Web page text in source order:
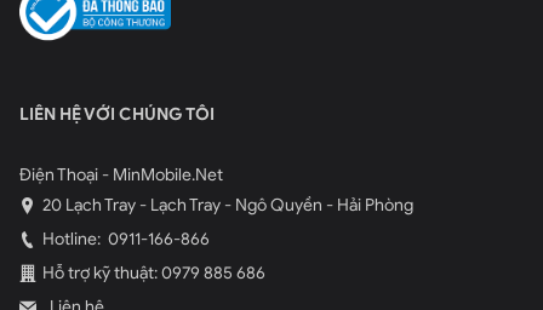
LIÊN HỆ VỚI CHÚNG TÔI
Điện Thoại - MinMobile.Net
20 Lạch Tray - Lạch Tray - Ngô Quyền - Hải Phòng
Hotline: 0911-166-866
Hỗ trợ kỹ thuật: 0979 885 686